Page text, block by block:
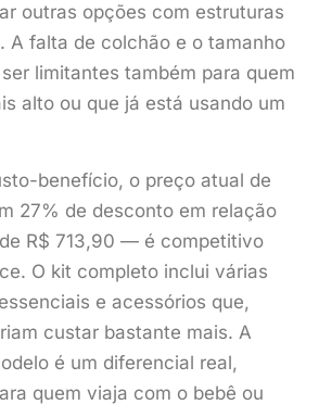
outras opções com estruturas
A falta de colchão e o tamanho
limitantes também para quem
alto ou que já está usando um
benefício, o preço atual de
27% de desconto em relação
R$ 713,90 — é competitivo
O kit completo inclui várias
e acessórios que,
custar bastante mais. A
é um diferencial real,
quem viaja com o bebê ou